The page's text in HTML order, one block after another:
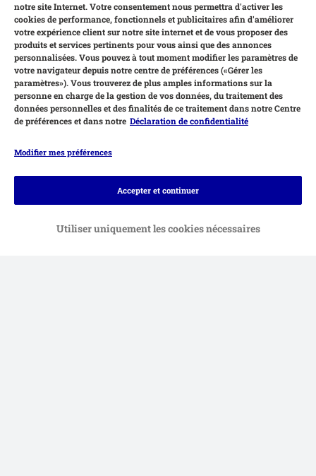
Moyens de paiement
Virement bancaire et facture
notre site Internet. Votre consentement nous permettra d'activer les
cookies de performance, fonctionnels et publicitaires afin d'améliorer
votre expérience client sur notre site internet et de vous proposer des
produits et services pertinents pour vous ainsi que des annonces
personnalisées. Vous pouvez à tout moment modifier les paramètres de
votre navigateur depuis notre centre de préférences («Gérer les
paramètres»). Vous trouverez de plus amples informations sur la
personne en charge de la gestion de vos données, du traitement des
données personnelles et des finalités de ce traitement dans notre Centre
de préférences et dans notre Déclaration de confidentialité
Modifier mes préférences
Utiliser uniquement les cookies nécessaires
Accepter et continuer